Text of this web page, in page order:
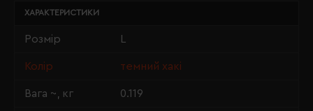
ХАРАКТЕРИСТИКИ
Розмір
Колір темний хакі
Вага ~, кг 0.119